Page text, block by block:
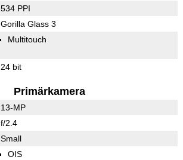
534 PPI
Gorilla Glass 3
Multitouch
24 bit
Primärkamera
13-MP
f/2.4
Small
OIS